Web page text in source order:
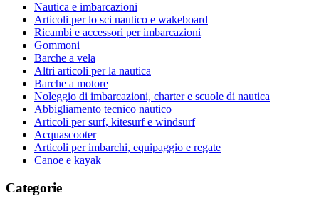
Nautica e imbarcazioni
Articoli per lo sci nautico e wakeboard
Ricambi e accessori per imbarcazioni
Gommoni
Barche a vela
Altri articoli per la nautica
Barche a motore
Noleggio di imbarcazioni, charter e scuole di nautica
Abbigliamento tecnico nautico
Articoli per surf, kitesurf e windsurf
Acquascooter
Articoli per imbarchi, equipaggio e regate
Canoe e kayak
Categorie